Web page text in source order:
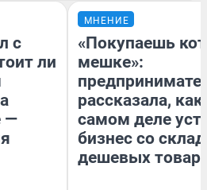
с
ли
—
МНЕНИЕ
«Покупаешь
мешке»:
рассказала, как
самом деле
бизнес со
дешевых